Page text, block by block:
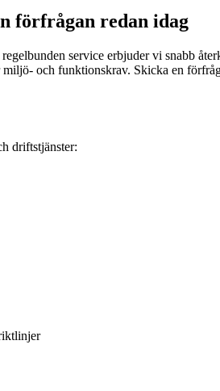
förfrågan redan idag
service erbjuder vi snabb
och funktionskrav. Skicka en
driftstjänster: